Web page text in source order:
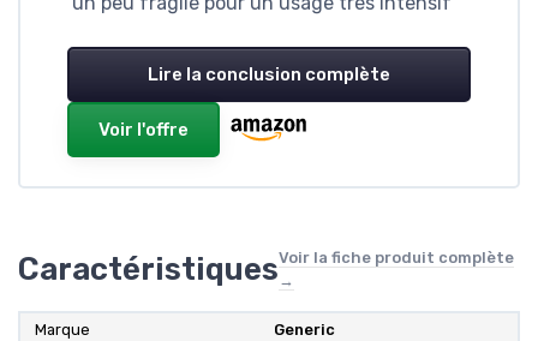
Lire la conclusion complète
Voir l'offre
CaractéristiquesVoir la fiche produit complète
→
Marque Generic